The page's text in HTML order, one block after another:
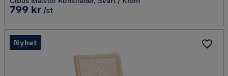
Pris
799 kr /st
Nyhet